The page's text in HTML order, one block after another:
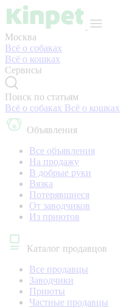
Москва
Всё о собаках
Всё о кошках
Сервисы
Поиск по статьям
Всё о собаках Всё о кошках
Объявления
Все объявления
На продажу
В добрые руки
Вязка
Потерявшиеся
От заводчиков
Из приютов
Каталог продавцов
Все продавцы
Заводчики
Приюты
Частные продавцы